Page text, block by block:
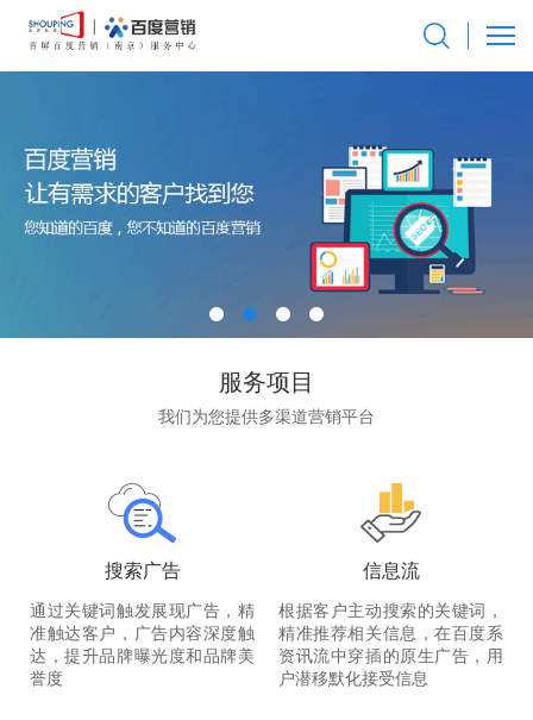
服务项目
我们为您提供多渠道营销平台
搜索广告
通过关键词触发展现广告，精
准触达客户，广告内容深度触
达，提升品牌曝光度和品牌美
誉度
信息流
根据客户主动搜索的关键词，
精准推荐相关信息，在百度系
资讯流中穿插的原生广告，用
户潜移默化接受信息